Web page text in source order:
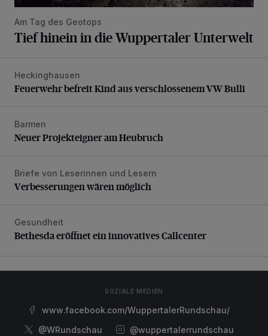
Am Tag des Geotops
Tief hinein in die Wuppertaler Unterwelt
Feuerwehr befreit Kind aus verschlossenem VW Bulli
Heckinghausen
Feuerwehr befreit Kind aus verschlossenem VW Bulli
Neuer Projekteigner am Heubruch
Barmen
Neuer Projekteigner am Heubruch
Verbesserungen wären möglich
Briefe von Leserinnen und Lesern
Verbesserungen wären möglich
Bethesda eröffnet ein innovatives Callcenter
Gesundheit
Bethesda eröffnet ein innovatives Callcenter
SOZIALE MEDIEN
www.facebook.com/WuppertalerRundschau/
@WRundschau
@wuppertalerrundschau